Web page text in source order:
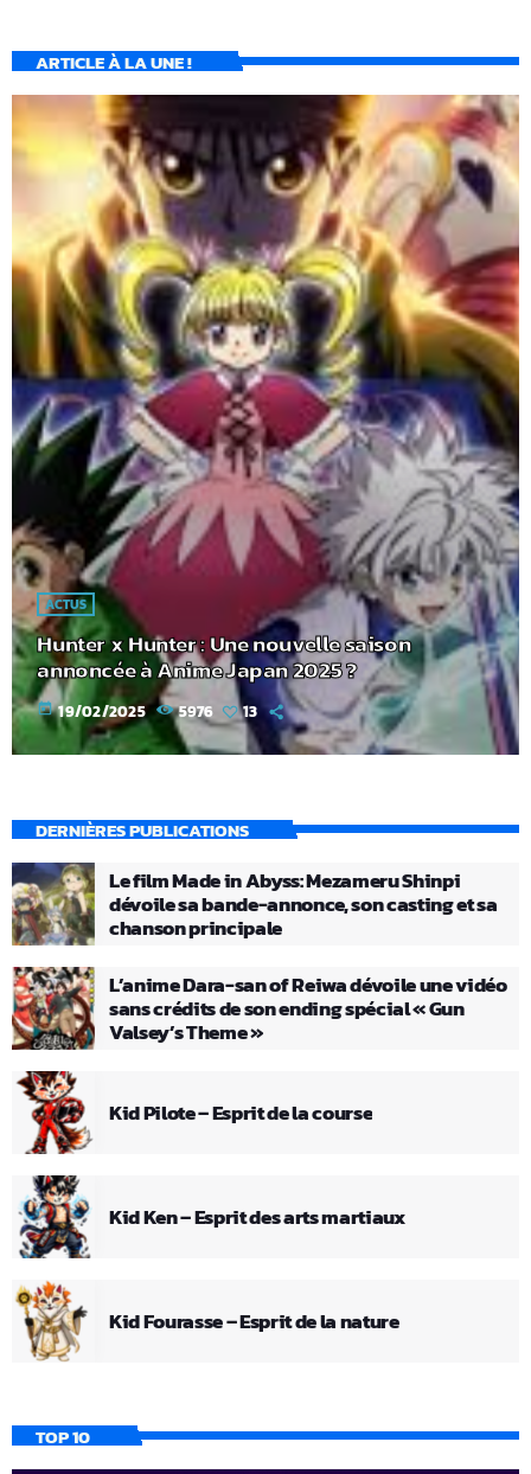
ARTICLE À LA UNE !
ACTUS
Hunter x Hunter : Une nouvelle saison
annoncée à Anime Japan 2025 ?
today 19/02/2025 5976 13
DERNIÈRES PUBLICATIONS
Le film Made in Abyss: Mezameru Shinpi
dévoile sa bande-annonce, son casting et sa
chanson principale
L’anime Dara-san of Reiwa dévoile une vidéo
sans crédits de son ending spécial « Gun
Valsey’s Theme »
Kid Pilote – Esprit de la course
Kid Ken – Esprit des arts martiaux
Kid Fourasse – Esprit de la nature
TOP 10